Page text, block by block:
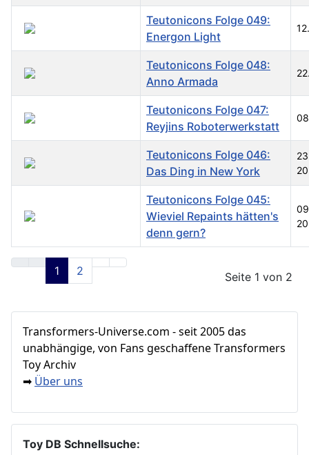
Beiträge
Teutonicons Folge 049:
Energon Light
Teutonicons Folge 048:
Anno Armada
Teutonicons Folge 047:
Reyjins Roboterwerkstatt
Teutonicons Folge 046:
Das Ding in New York
Teutonicons Folge 045:
Wieviel Repaints hätten's
denn gern?
Seite 1 von 2
1 2
Transformers‑Universe.com - seit 2005 das
unabhängige, von Fans geschaffene Transformers
Toy Archiv
➡ Über uns
Toy DB Schnellsuche: